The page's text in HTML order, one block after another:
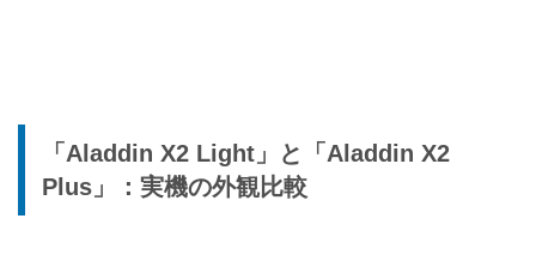
「Aladdin X2 Light」と「Aladdin X2
Plus」：実機の外観比較